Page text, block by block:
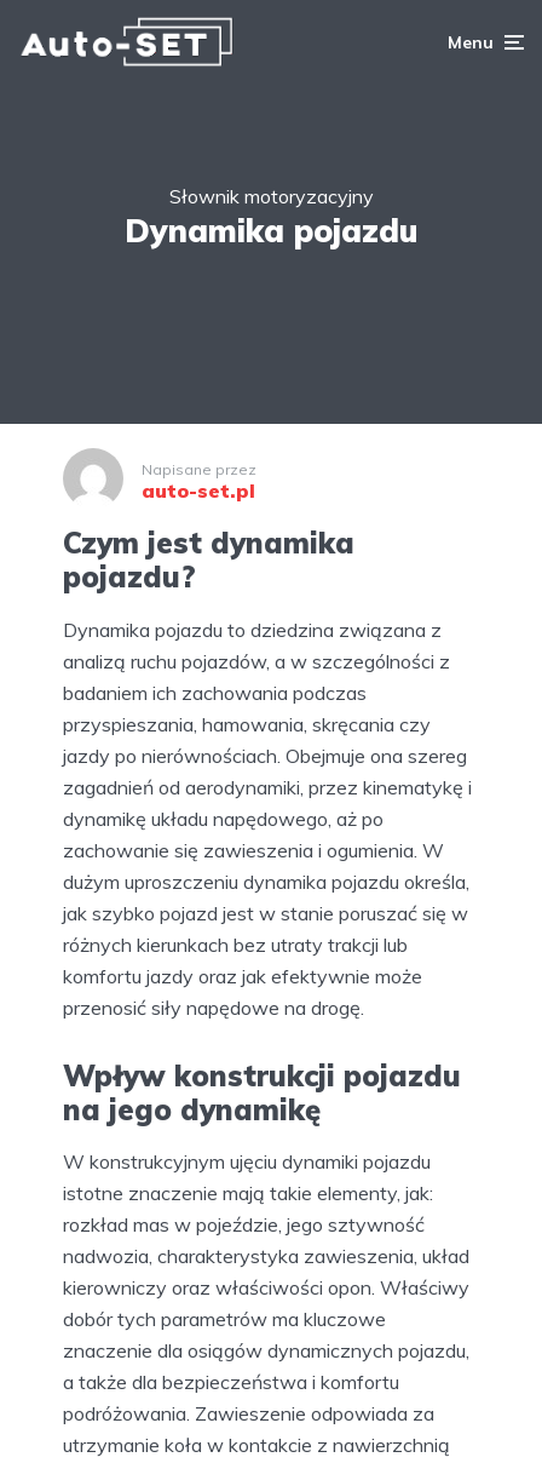
Menu
Słownik motoryzacyjny
Dynamika pojazdu
Napisane przez
auto-set.pl
Czym jest dynamika
pojazdu?
Dynamika pojazdu to dziedzina związana z
analizą ruchu pojazdów, a w szczególności z
badaniem ich zachowania podczas
przyspieszania, hamowania, skręcania czy
jazdy po nierównościach. Obejmuje ona szereg
zagadnień od aerodynamiki, przez kinematykę i
dynamikę układu napędowego, aż po
zachowanie się zawieszenia i ogumienia. W
dużym uproszczeniu dynamika pojazdu określa,
jak szybko pojazd jest w stanie poruszać się w
różnych kierunkach bez utraty trakcji lub
komfortu jazdy oraz jak efektywnie może
przenosić siły napędowe na drogę.
Wpływ konstrukcji pojazdu
na jego dynamikę
W konstrukcyjnym ujęciu dynamiki pojazdu
istotne znaczenie mają takie elementy, jak:
rozkład mas w pojeździe, jego sztywność
nadwozia, charakterystyka zawieszenia, układ
kierowniczy oraz właściwości opon. Właściwy
dobór tych parametrów ma kluczowe
znaczenie dla osiągów dynamicznych pojazdu,
a także dla bezpieczeństwa i komfortu
podróżowania. Zawieszenie odpowiada za
utrzymanie koła w kontakcie z nawierzchnią